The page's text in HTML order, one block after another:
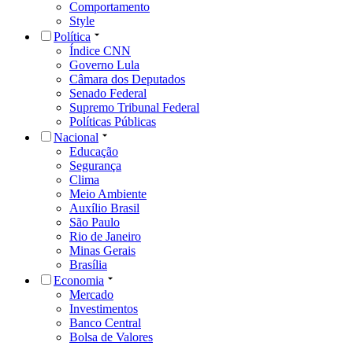
Comportamento
Style
Política
Índice CNN
Governo Lula
Câmara dos Deputados
Senado Federal
Supremo Tribunal Federal
Políticas Públicas
Nacional
Educação
Segurança
Clima
Meio Ambiente
Auxílio Brasil
São Paulo
Rio de Janeiro
Minas Gerais
Brasília
Economia
Mercado
Investimentos
Banco Central
Bolsa de Valores